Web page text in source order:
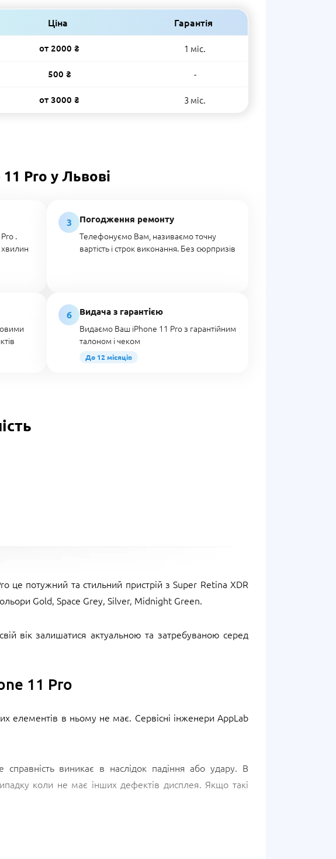
Ціна Гарантія
от 2000 ₴ 1 міс.
500 ₴ -
от 3000 ₴ 3 міс.
Pro у Львові
.
хвилин
3
Погодження ремонту
Телефонуємо Вам, називаємо точну
вартість і строк виконання. Без сюрпризів
6
Видача з гарантією
Видаємо Ваш iPhone 11 Pro з гарантійним
талоном і чеком
До 12 місяців
потужний та стильний пристрій з Super Retina XDR
Gold, Space Grey, Silver, Midnight Green.
вік залишатися актуальною та затребуваною серед
11 Pro
елементів в ньому не має. Сервісні інженери AppLab
виникає в наслідок падіння або удару. В
коли не має інших дефектів дисплея. Якщо такі
айфон починає швидко розряджатися,